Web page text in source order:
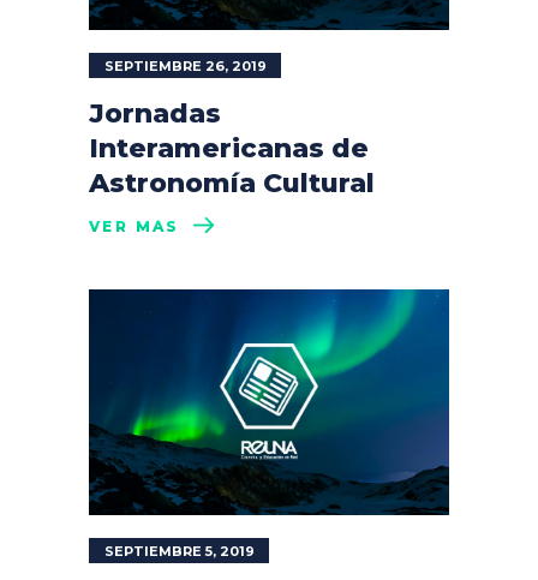
SEPTIEMBRE 26, 2019
Jornadas
Interamericanas de
Astronomía Cultural
VER MÁS
SEPTIEMBRE 5, 2019